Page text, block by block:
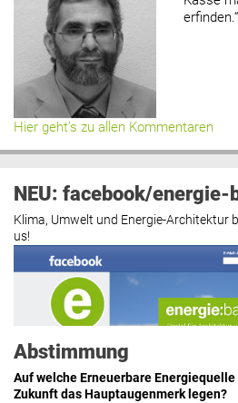
erfinden.“
Hier geht’s zu allen Kommentaren
NEU: facebook/energie-
Klima, Umwelt und Energie-Architektur
us!
Abstimmung
Auf welche Erneuerbare
Zukunft das Hauptaugenmerk legen?